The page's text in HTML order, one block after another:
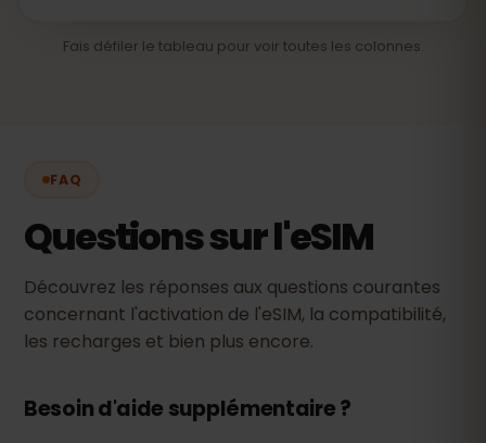
Fais défiler le tableau pour voir toutes les colonnes.
FAQ
Questions sur l'eSIM
Découvrez les réponses aux questions courantes
concernant l'activation de l'eSIM, la compatibilité,
les recharges et bien plus encore.
Besoin d'aide supplémentaire ?